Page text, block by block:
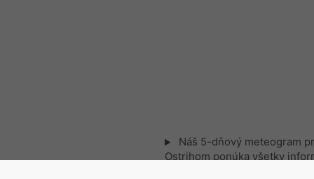
Náš 5-dňový meteogram
Ostrihom ponúka všetky